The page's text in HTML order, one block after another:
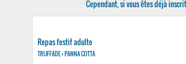
Cependant, si vous êtes déjà
Repas festif adulte
TRUFFADE + PANNA COTTA